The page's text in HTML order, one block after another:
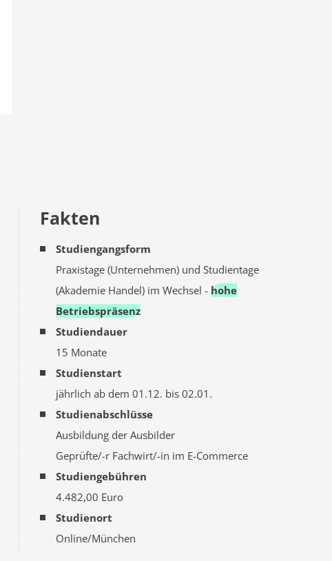
Fakten
Studiengangsform
Praxistage (Unternehmen) und Studientage
(Akademie Handel) im Wechsel - hohe
Betriebspräsenz
Studiendauer
15 Monate
Studienstart
jährlich ab dem 01.12. bis 02.01.
Studienabschlüsse
Ausbildung der Ausbilder
Geprüfte/-r Fachwirt/-in im E-Commerce
Studiengebühren
4.482,00 Euro
Studienort
Online/München